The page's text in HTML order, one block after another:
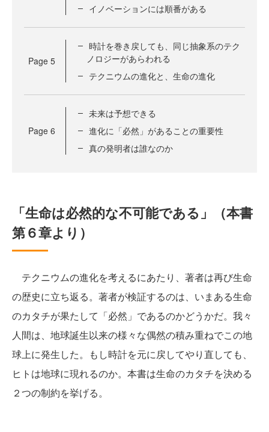
イノベーションには順番がある
Page 5
時計を巻き戻しても、同じ抽象系のテク
ノロジーがあらわれる
テクニウムの進化と、生命の進化
Page 6
未来は予想できる
進化に「必然」があることの重要性
真の発明者は誰なのか
「生命は必然的な不可能である」（本書
第６章より）
テクニウムの進化を考えるにあたり、著者は再び生命
の歴史に立ち返る。著者が検証するのは、いまある生命
のカタチが果たして「必然」であるのかどうかだ。我々
人間は、地球誕生以来の様々な偶然の積み重ねでこの地
球上に発生した。もし時計を元に戻してやり直しても、
ヒトは地球に現れるのか。本書は生命のカタチを決める
２つの制約を挙げる。